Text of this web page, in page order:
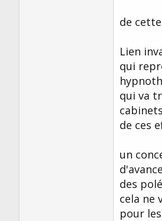
de
Lien
qui
qui va
de ces
un
des
cela ne
pour